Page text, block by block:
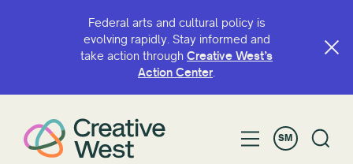
Federal arts and cultural policy is
evolving rapidly. Stay informed and
take action through Creative West’s
Action Center.
SM